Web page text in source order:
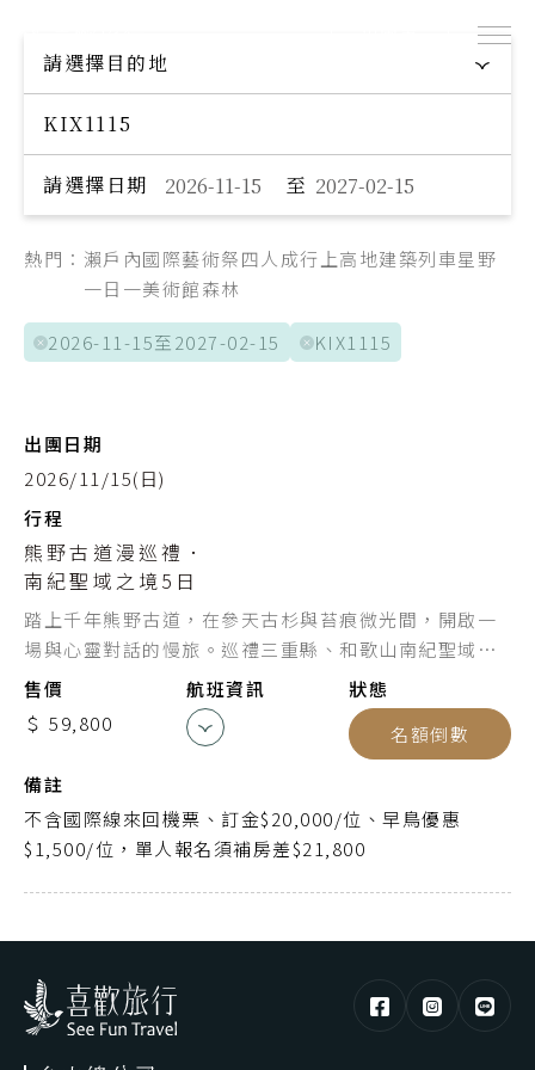
探索專屬您的旅程
Explore your trip
請選擇目的地
請選擇日期 至
熱門： 瀨戶內國際藝術祭四人成行 上高地建築列車星野
一日一美術館森林
2026-11-15至2027-02-15 KIX1115
出團日期
2026/11/15(日)
行程
熊野古道漫巡禮．
南紀聖域之境5日
踏上千年熊野古道，在參天古杉與苔痕微光間，開啟一
場與心靈對話的慢旅。巡禮三重縣、和歌山南紀聖域，
感受神靈棲宿的靜謐底蘊。
售價
＄ 59,800
航班資訊
狀態
名額倒數
備註
不含國際線來回機票、訂金$20,000/位、早鳥優惠
$1,500/位，單人報名須補房差$21,800
航班日
起點 桃園機場
航空公司 中華航空
航班編號 CI154
抵達時間
起點 關西空港
迄點 桃園機場
航空公司 中華航空
航班編號 CI173
抵達時間 21:15